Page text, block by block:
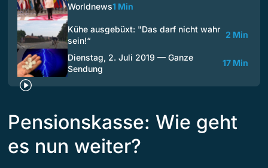
Worldnews1 Min
Kühe ausgebüxt: "Das darf nicht wahr
sein!“
2 Min
Dienstag, 2. Juli 2019 — Ganze
Sendung
17 Min
Pensionskasse: Wie geht
es nun weiter?